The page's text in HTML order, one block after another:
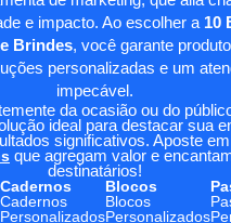
e impacto. Ao escolher a 10
Brindes, você garante
personalizadas e um
impecável.
da ocasião ou do
ideal para destacar sua
significativos. Aposte em
que agregam valor e
destinatários!
Cadernos Blocos
Cadernos
Personalizados
Blocos
Personalizados